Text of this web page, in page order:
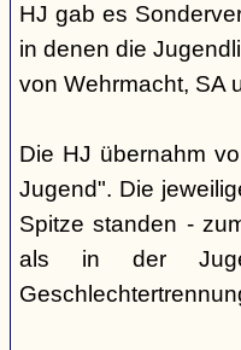
HJ gab es
in denen die
von Wehrmacht, SA
Die HJ übernahm
Jugend". Die
Spitze standen -
als in der